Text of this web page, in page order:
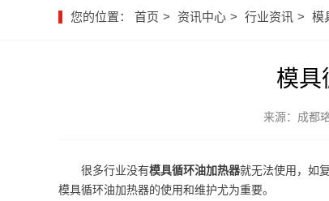
您的位置： 首页 资讯中心 行业资讯 模
模具
来源：成都
很多行业没有模具循环油加热器就无法使用，如
模具循环油加热器的使用和维护尤为重要。